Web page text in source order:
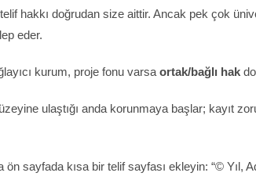
hakkı doğrudan size aittir. Ancak pek çok
eder.
kurum, proje fonu varsa ortak/bağlı hak
ulaştığı anda korunmaya başlar; kayıt
ön sayfada kısa bir telif sayfası ekleyin: “© Yıl,